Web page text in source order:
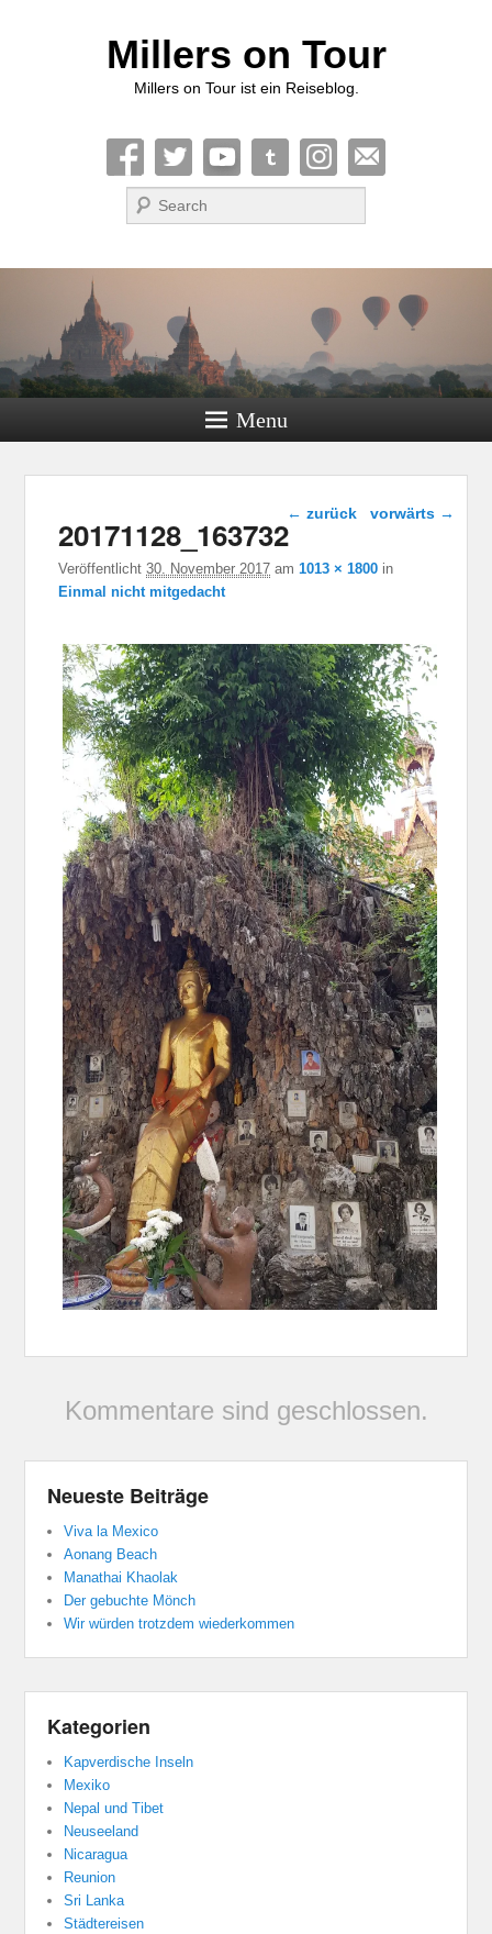
Millers on Tour
Millers on Tour ist ein Reiseblog.
Suche
Menu
Bild-Navigation
← zurück vorwärts →
20171128_163732
Veröffentlicht30. November 2017 am1013 × 1800 in
Einmal nicht mitgedacht
Kommentare sind geschlossen.
Neueste Beiträge
Viva la Mexico
Aonang Beach
Manathai Khaolak
Der gebuchte Mönch
Wir würden trotzdem wiederkommen
Kategorien
Kapverdische Inseln
Mexiko
Nepal und Tibet
Neuseeland
Nicaragua
Reunion
Sri Lanka
Städtereisen